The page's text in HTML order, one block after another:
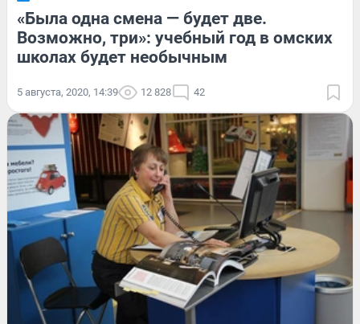
«Была одна смена — будет две.
Возможно, три»: учебный год в омских
школах будет необычным
5 августа, 2020, 14:39 12 828 42